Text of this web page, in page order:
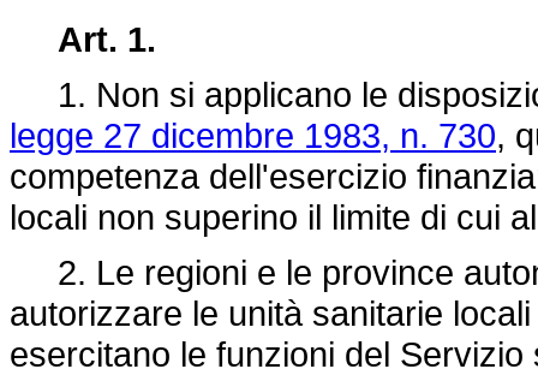
Art. 1.
1. Non si applicano le
legge 27 dicembre 1983, n. 730,
competenza dell'esercizio
locali non superino il limite di cui
2. Le regioni e le province
autorizzare le unità sanitarie
esercitano le funzioni del